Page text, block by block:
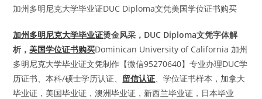
加州多明尼克大学毕业证DUC Diploma文凭美国学位证书购买
加州多明尼克大学毕业证烫金风采，DUC Diploma文凭字体解
析，美国学位证书购买Dominican University of California 加州
多明尼克大学毕业证文凭制作【微信95270640】专业办理DUC学
历证书、本科/硕士学历认证、 留信认证、学位证书样本，加拿大
毕业证，美国毕业证，澳洲毕业证，新西兰毕业证，日本毕业